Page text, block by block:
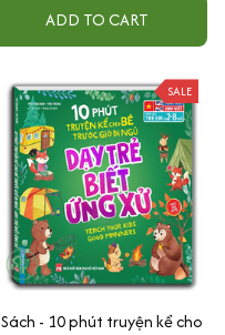
ADD TO CART
SALE
Sách - 10 phút truyện kể cho